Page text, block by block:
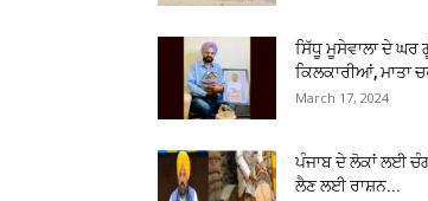
ਸਿੱਧੂ ਮੂਸੇਵਾਲਾ ਦੇ ਘਰ
ਕਿਲਕਾਰੀਆਂ, ਮਾਤਾ
March 17, 2024
ਪੰਜਾਬ ਦੇ ਲੋਕਾਂ ਲਈ
ਲੈਣ ਲਈ ਰਾਸ਼ਨ...